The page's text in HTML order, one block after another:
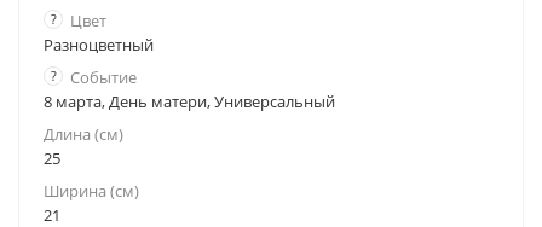
?
Цвет
Разноцветный
?
Событие
8 марта, День матери, Универсальный
Длина (см)
25
Ширина (см)
21